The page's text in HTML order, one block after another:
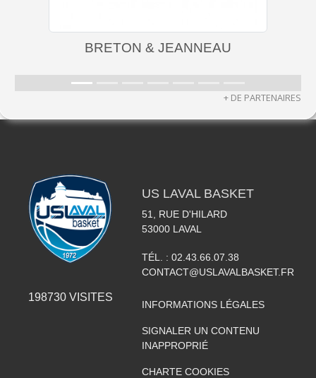
BRETON & JEANNEAU
+ DE PARTENAIRES
198730 VISITES
US LAVAL BASKET
51, RUE D'HILARD
53000 LAVAL
TÉL. : 02.43.66.07.38
CONTACT@USLAVALBASKET.FR
INFORMATIONS LÉGALES
SIGNALER UN CONTENU
INAPPROPRIÉ
CHARTE COOKIES